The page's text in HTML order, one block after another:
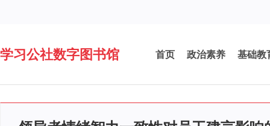
学习公社数字图书馆 首页 政治素养 基础教